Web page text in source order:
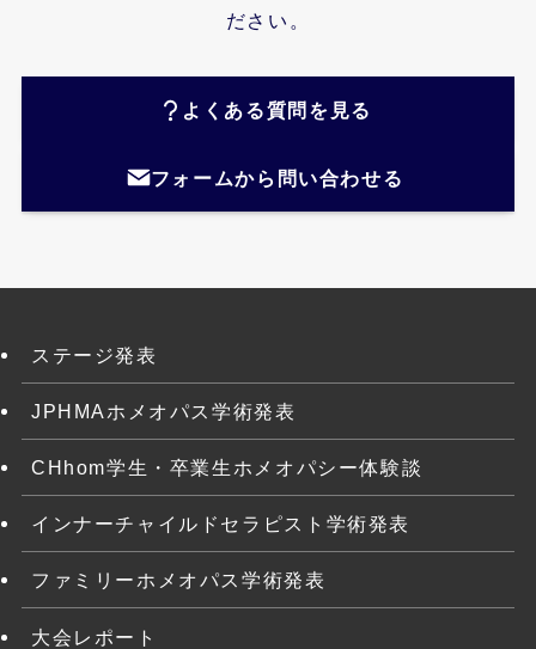
ださい。
よくある質問を見る
フォームから問い合わせる
ステージ発表
JPHMAホメオパス学術発表
CHhom学生・卒業生ホメオパシー体験談
インナーチャイルドセラピスト学術発表
ファミリーホメオパス学術発表
大会レポート